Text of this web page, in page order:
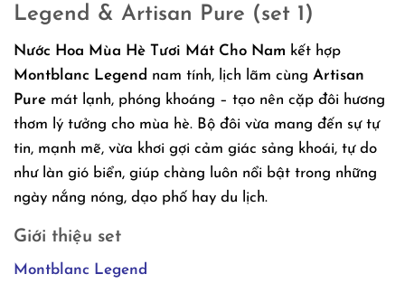
Legend & Artisan Pure (set 1)
Nước Hoa Mùa Hè Tươi Mát Cho Nam kết hợp
Montblanc Legend nam tính, lịch lãm cùng Artisan
Pure mát lạnh, phóng khoáng – tạo nên cặp đôi hương
thơm lý tưởng cho mùa hè. Bộ đôi vừa mang đến sự tự
tin, mạnh mẽ, vừa khơi gợi cảm giác sảng khoái, tự do
như làn gió biển, giúp chàng luôn nổi bật trong những
ngày nắng nóng, dạo phố hay du lịch.
Giới thiệu set
Montblanc Legend